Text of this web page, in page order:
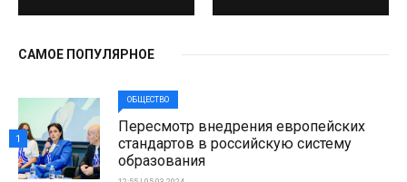
САМОЕ ПОПУЛЯРНОЕ
ОБЩЕСТВО
Пересмотр внедрения европейских
стандартов в российскую систему
образования
1